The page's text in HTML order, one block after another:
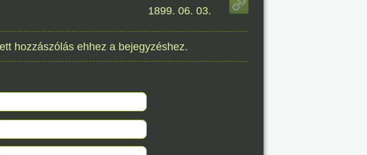
336éve
1690. 08. 08.
186éve
1899. 06. 03.
hozzászólás ehhez a bejegyzéshez.